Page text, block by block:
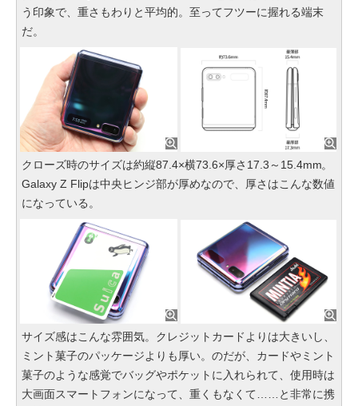
う印象で、重さもわりと平均的。至ってフツーに握れる端末
だ。
クローズ時のサイズは約縦87.4×横73.6×厚さ17.3～15.4mm。
Galaxy Z Flipは中央ヒンジ部が厚めなので、厚さはこんな数値
になっている。
サイズ感はこんな雰囲気。クレジットカードよりは大きいし、
ミント菓子のパッケージよりも厚い。のだが、カードやミント
菓子のような感覚でバッグやポケットに入れられて、使用時は
大画面スマートフォンになって、重くもなくて……と非常に携